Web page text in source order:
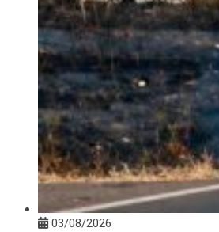
03/08/2026